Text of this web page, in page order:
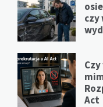
czy
Act